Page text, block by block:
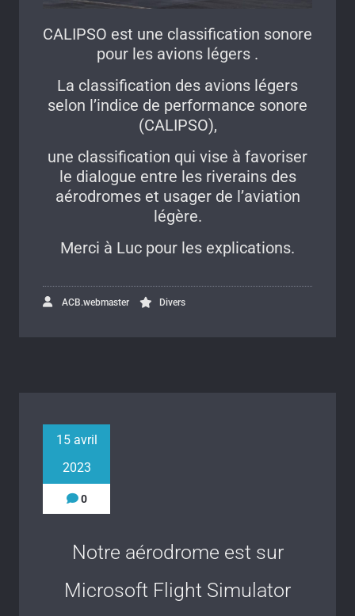
CALIPSO est une classification sonore
pour les avions légers .
La classification des avions légers
selon l’indice de performance sonore
(CALIPSO),
une classification qui vise à favoriser
le dialogue entre les riverains des
aérodromes et usager de l’aviation
légère.
Merci à Luc pour les explications.
ACB.webmaster Divers
15 avril
2023
0
Notre aérodrome est sur
Microsoft Flight Simulator